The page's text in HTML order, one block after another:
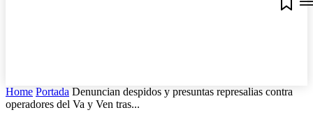
Home Portada Denuncian despidos y presuntas represalias contra
operadores del Va y Ven tras...